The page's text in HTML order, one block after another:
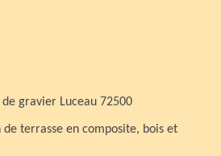
gravier Luceau 72500
terrasse en composite, bois et